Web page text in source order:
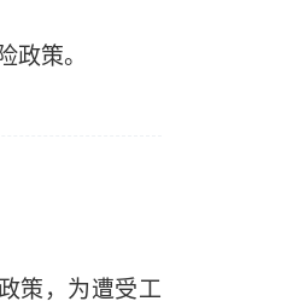
策。
策，为遭受工